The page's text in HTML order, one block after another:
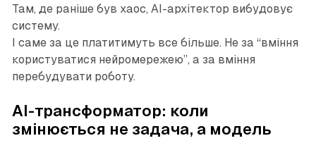
Там, де раніше був хаос, AI-архітектор вибудовує
систему.
І саме за це платитимуть все більше. Не за “вміння
користуватися нейромережею”, а за вміння
перебудувати роботу.
AI-трансформатор: коли
змінюється не задача, а модель